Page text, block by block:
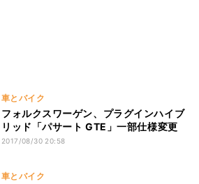
車とバイク
フォルクスワーゲン、プラグインハイブ
リッド「パサート GTE」一部仕様変更
2017/08/30 20:58
車とバイク